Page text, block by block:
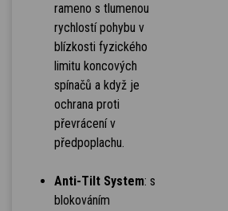
rameno s tlumenou
rychlostí pohybu v
blízkosti fyzického
limitu koncových
spínačů a když je
ochrana proti
převrácení v
předpoplachu.
Anti-Tilt System: s
blokováním